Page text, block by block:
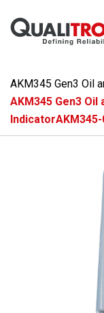
AKM345 Gen3 Oil
AKM345 Gen3